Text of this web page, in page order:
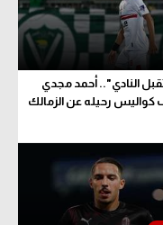
النادي".. أحمد مجدي
رحيله عن الزمالك